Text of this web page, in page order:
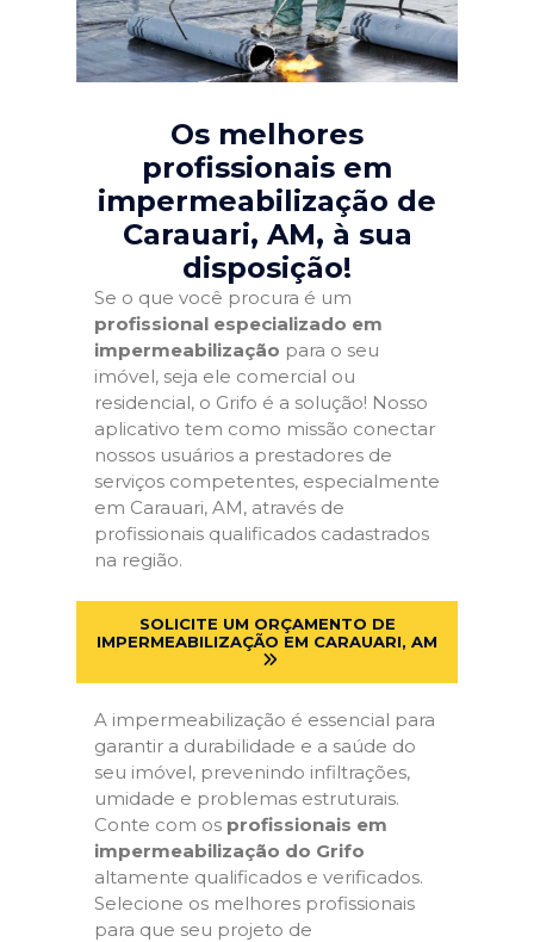
Os melhores
profissionais em
impermeabilização de
Carauari, AM, à sua
disposição!
Se o que você procura é um
profissional especializado em
impermeabilização para o seu
imóvel, seja ele comercial ou
residencial, o Grifo é a solução! Nosso
aplicativo tem como missão conectar
nossos usuários a prestadores de
serviços competentes, especialmente
em Carauari, AM, através de
profissionais qualificados cadastrados
na região.
SOLICITE UM ORÇAMENTO DE
IMPERMEABILIZAÇÃO EM CARAUARI, AM
A impermeabilização é essencial para
garantir a durabilidade e a saúde do
seu imóvel, prevenindo infiltrações,
umidade e problemas estruturais.
Conte com os profissionais em
impermeabilização do Grifo
altamente qualificados e verificados.
Selecione os melhores profissionais
para que seu projeto de